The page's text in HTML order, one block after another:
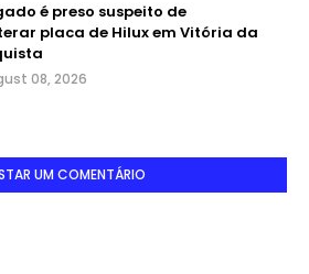
é preso suspeito de
placa de Hilux em Vitória da
08, 2026
UM COMENTÁRIO